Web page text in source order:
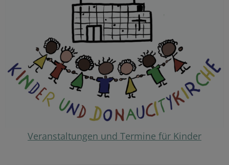
Veranstaltungen und Termine für Kinder